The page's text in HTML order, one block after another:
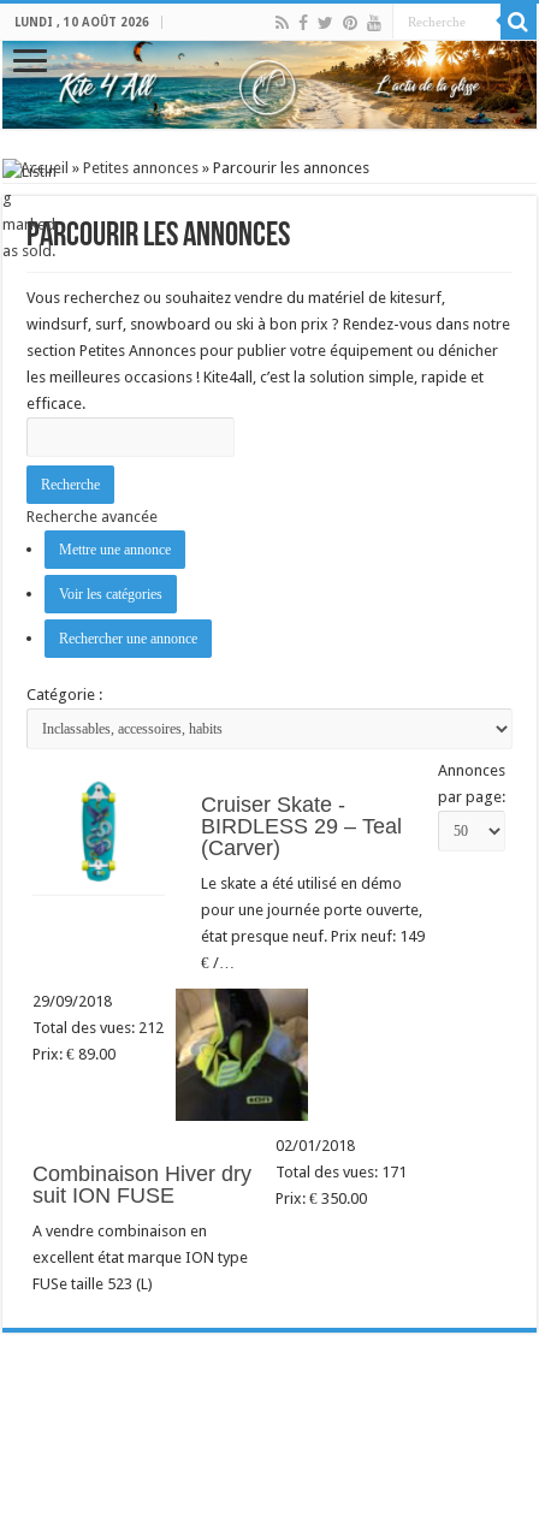
LUNDI , 10 AOÛT 2026
Accueil » Petites annonces » Parcourir les annonces
Parcourir les annonces
Vous recherchez ou souhaitez vendre du matériel de kitesurf,
windsurf, surf, snowboard ou ski à bon prix ? Rendez-vous dans notre
section Petites Annonces pour publier votre équipement ou dénicher
les meilleures occasions ! Kite4all, c’est la solution simple, rapide et
efficace.
Recherche avancée
Mettre une annonce
Voir les catégories
Rechercher une annonce
Catégorie :
Cruiser Skate -
BIRDLESS 29 – Teal
(Carver)
Le skate a été utilisé en démo
pour une journée porte ouverte,
état presque neuf. Prix neuf: 149
€ /…
29/09/2018
Total des vues: 212
Prix: € 89.00
Combinaison Hiver dry
suit ION FUSE
is
marked
A vendre combinaison en
excellent état marque ION type
FUSe taille 523 (L)
02/01/2018
Total des vues: 171
Prix: € 350.00
Annonces
par page: